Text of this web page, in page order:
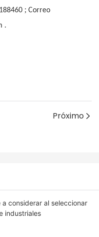
; Correo
.
Próximo
a considerar al seleccionar
industriales